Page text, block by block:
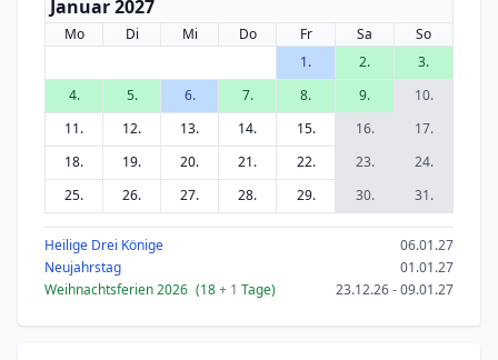
Januar 2027
Mo Di Mi Do Fr Sa
So
1.
2.
3.
4.
5. 6. 7. 8. 9.
10.
11.
12. 13. 14. 15. 16.
17.
18.
19. 20. 21. 22. 23.
24.
25.
26. 27. 28. 29. 30. 31.
Heilige Drei Könige
06.01.27
Neujahrstag
01.01.27
Weihnachtsferien 2026 (18+ 1 Tage) 23.12.26 - 09.01.27